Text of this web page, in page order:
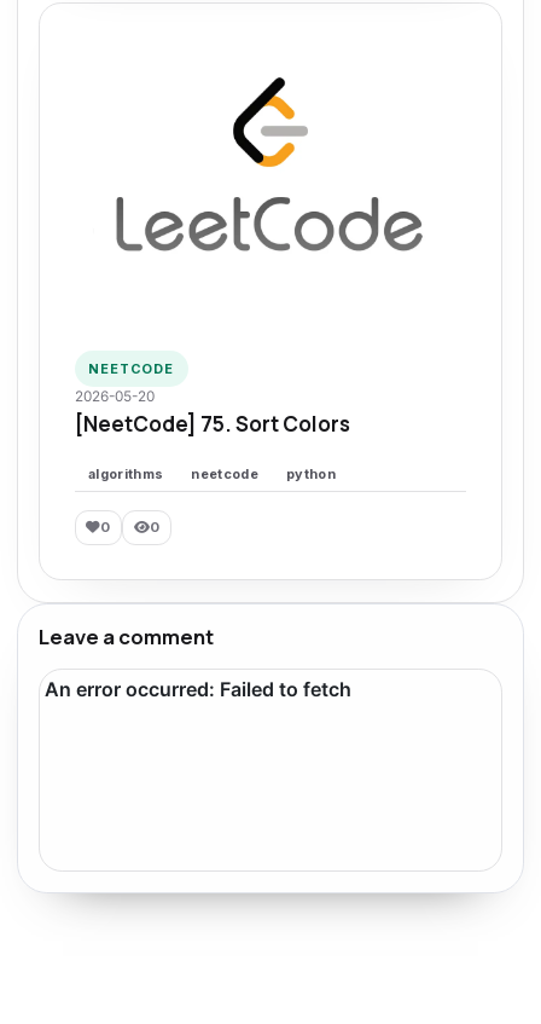
NEETCODE
2026-05-20
[NeetCode] 75. Sort Colors
algorithms neetcode python
0 0
Leave a comment